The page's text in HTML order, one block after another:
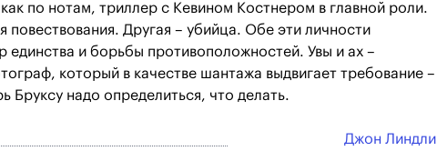
по нотам, триллер с Кевином Костнером в главной роли.
повествования. Другая – убийца. Обе эти личности
единства и борьбы противоположностей. Увы и ах –
который в качестве шантажа выдвигает требование –
Бруксу надо определиться, что делать.
Джон Линдли